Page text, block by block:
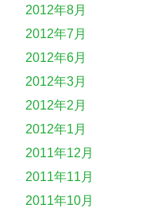
2012年8月
2012年7月
2012年6月
2012年3月
2012年2月
2012年1月
2011年12月
2011年11月
2011年10月